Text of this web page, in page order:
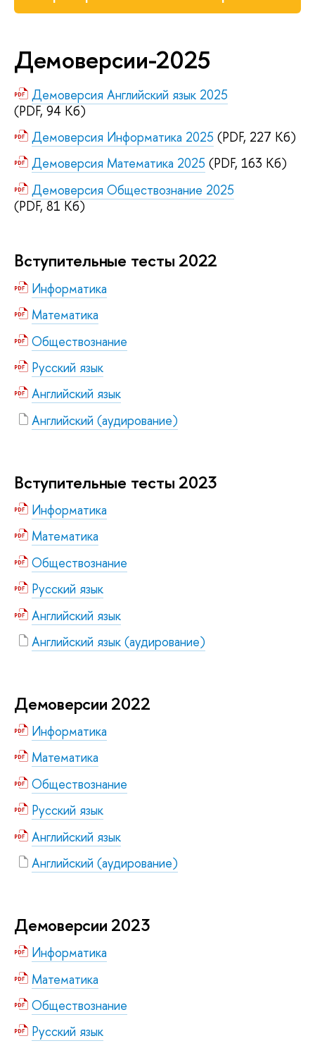
Демоверсии-2025
Демоверсия Английский язык 2025
(PDF, 94 Кб)
Демоверсия Информатика 2025 (PDF, 227 Кб)
Демоверсия Математика 2025 (PDF, 163 Кб)
Демоверсия Обществознание 2025
(PDF, 81 Кб)
Вступительные тесты 2022
Информатика
Математика
Обществознание
Русский язык
Английский язык
Английский (аудирование)
Вступительные тесты 2023
Информатика
Математика
Обществознание
Русский язык
Английский язык
Английский язык (аудирование)
Демоверсии 2022
Информатика
Математика
Обществознание
Русский язык
Английский язык
Английский (аудирование)
Демоверсии 2023
Информатика
Математика
Обществознание
Русский язык